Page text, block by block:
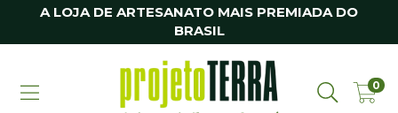
A LOJA DE ARTESANATO MAIS PREMIADA DO
BRASIL
0